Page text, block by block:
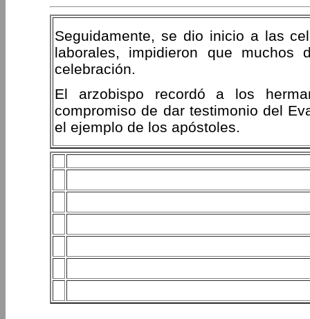
Seguidamente, se dio inicio a las
laborales, impidieron que
celebración.
El arzobispo recordó a los
compromiso de dar testimonio del
el ejemplo de los apóstoles.